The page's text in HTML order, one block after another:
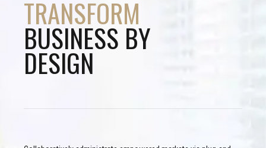
TRANSFORM
BUSINESS BY
DESIGN